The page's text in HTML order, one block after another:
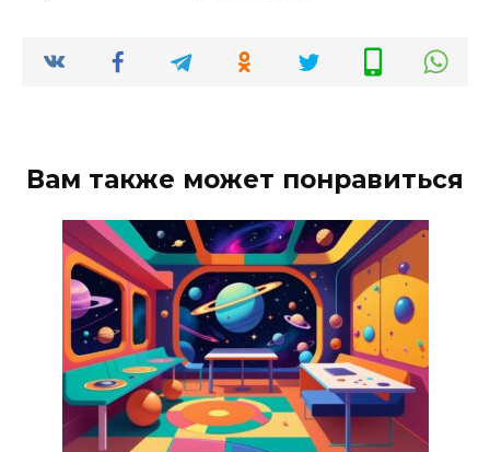
Вам также может понравиться